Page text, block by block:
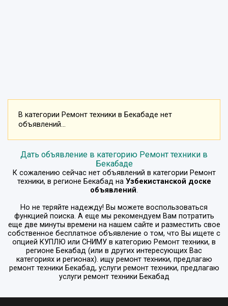
В категории Ремонт техники в Бекабаде нет
объявлений...
Дать объявление в категорию Ремонт техники в
Бекабаде
К сожалению сейчас нет объявлений в категории Ремонт
техники, в регионе Бекабад на Узбекистанской доске
объявлений.
Но не теряйте надежду! Вы можете воспользоваться
функцией поиска. А еще мы рекомендуем Вам потратить
еще две минуты времени на нашем сайте и разместить свое
собственное бесплатное объявление о том, что Вы ищете с
опцией КУПЛЮ или СНИМУ в категорию Ремонт техники, в
регионе Бекабад (или в других интересующих Вас
категориях и регионах). ищу ремонт техники, предлагаю
ремонт техники Бекабад, услуги ремонт техники, предлагаю
услуги ремонт техники Бекабад